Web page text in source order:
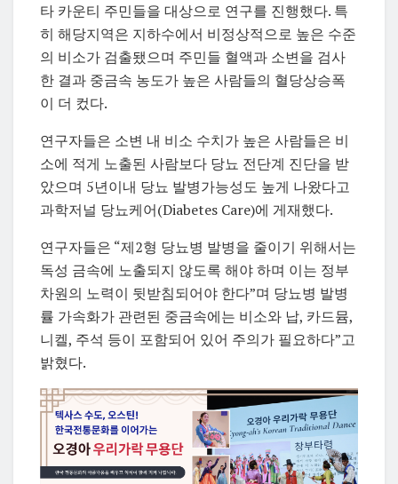
타 카운티 주민들을 대상으로 연구를 진행했다. 특
히 해당지역은 지하수에서 비정상적으로 높은 수준
의 비소가 검출됐으며 주민들 혈액과 소변을 검사
한 결과 중금속 농도가 높은 사람들의 혈당상승폭
이 더 컸다.
연구자들은 소변 내 비소 수치가 높은 사람들은 비
소에 적게 노출된 사람보다 당뇨 전단계 진단을 받
았으며 5년이내 당뇨 발병가능성도 높게 나왔다고
과학저널 당뇨케어(Diabetes Care)에 게재했다.
연구자들은 “제2형 당뇨병 발병을 줄이기 위해서는
독성 금속에 노출되지 않도록 해야 하며 이는 정부
차원의 노력이 뒷받침되어야 한다”며 당뇨병 발병
률 가속화가 관련된 중금속에는 비소와 납, 카드뮴,
니켈, 주석 등이 포함되어 있어 주의가 필요하다”고
밝혔다.